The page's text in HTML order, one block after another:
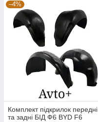
–4%
Комплект підкрилок передні
та задні БІД Ф6 BYD F6